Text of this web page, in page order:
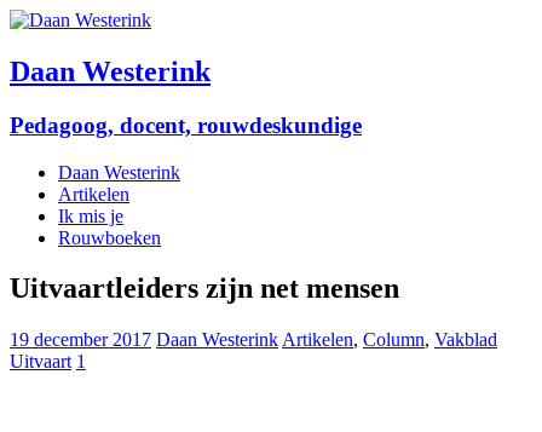
Daan Westerink
Pedagoog, docent, rouwdeskundige
Daan Westerink
Artikelen
Ik mis je
Rouwboeken
Uitvaartleiders zijn net mensen
19 december 2017 Daan Westerink Artikelen, Column, Vakblad
Uitvaart 1